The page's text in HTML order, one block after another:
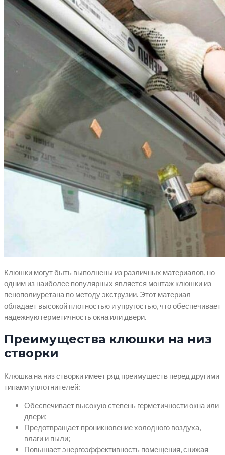
Клюшки могут быть выполнены из различных материалов, но
одним из наиболее популярных является монтаж клюшки из
пенополиуретана по методу экструзии. Этот материал
обладает высокой плотностью и упругостью, что обеспечивает
надежную герметичность окна или двери.
Преимущества клюшки на низ
створки
Клюшка на низ створки имеет ряд преимуществ перед другими
типами уплотнителей:
Обеспечивает высокую степень герметичности окна или
двери;
Предотвращает проникновение холодного воздуха,
влаги и пыли;
Повышает энергоэффективность помещения, снижая